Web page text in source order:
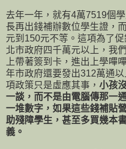
去年一年，就有4萬7519個
長再出錢補辦數位學生證，
元到150元不等。這項為了
北市政府四千萬元以上，我
上帶著簽到卡，進出上學嗶
年市政府還要發出312萬通
項政策只是虛應其事， 小孩
一談，而不是由電腦傳那一
一堆數字，如果這些錢補貼
助殘障學生，甚至多買幾本
義。